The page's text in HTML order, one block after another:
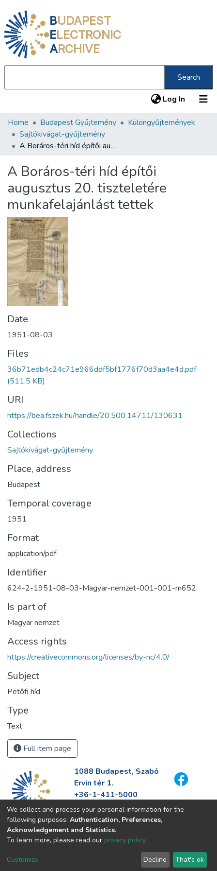
BUDAPEST
ELECTRONIC
ARCHIVE
Search
Log In (current)
Communities & Collections
All of DSpace
Home Budapest Gyűjtemény
Különgyűjtemények
Sajtókivágat-gyűjtemény
A Boráros-téri híd építői augusztus 20. tiszteletére munkafelajánlást tettek
A Boráros-téri híd építői
augusztus 20. tiszteletére
munkafelajánlást tettek
Date
1951-08-03
Files
36b71edb4c24c71e966ddf5bf1776f70d3aa4e4d.pdf
(511.5 KB)
URI
https://bea.fszek.hu/handle/20.500.14711/130631
Collections
Sajtókivágat-gyűjtemény
Place, address
Budapest
Temporal coverage
1951
Format
application/pdf
Identifier
624-2-1951-08-03-Magyar-nemzet-001-001-m652
Is part of
Magyar nemzet
Access rights
https://creativecommons.org/licenses/by-nc/4.0/
Subject
Petőfi híd
Type
Text
Full item page
1088 Budapest, Szabó
Ervin tér 1.
+36-1-411-5000
info@fszek.hu
https://fszek.hu
We collect and process your personal information for the
following purposes: Authentication, Preferences,
Acknowledgement and Statistics.
To learn more, please read our privacy policy.
Customize Decline That's ok